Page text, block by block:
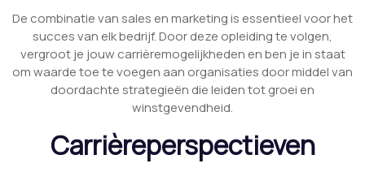
De combinatie van sales en marketing is essentieel voor het
succes van elk bedrijf. Door deze opleiding te volgen,
vergroot je jouw carrièremogelijkheden en ben je in staat
om waarde toe te voegen aan organisaties door middel van
doordachte strategieën die leiden tot groei en
winstgevendheid.
Carrièreperspectieven